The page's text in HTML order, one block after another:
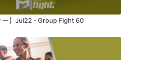
ー】Jul22 - Group Fight 60